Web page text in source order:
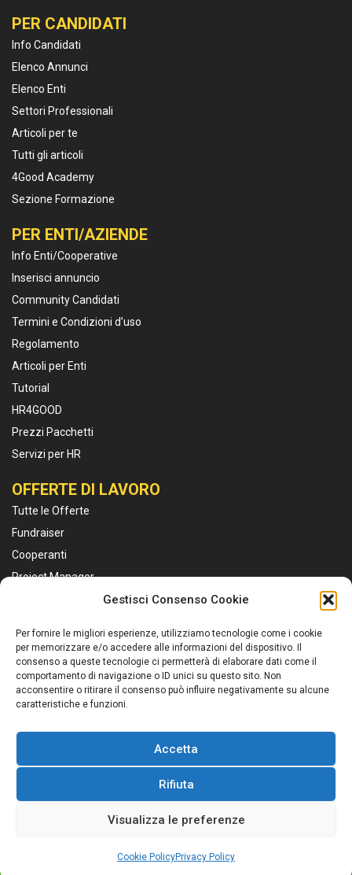
Gestisci Consenso Cookie
Per fornire le migliori esperienze, utilizziamo tecnologie come i cookie
per memorizzare e/o accedere alle informazioni del dispositivo. Il
consenso a queste tecnologie ci permetterà di elaborare dati come il
comportamento di navigazione o ID unici su questo sito. Non
acconsentire o ritirare il consenso può influire negativamente su alcune
caratteristiche e funzioni.
Accetta
Rifiuta
Visualizza le preferenze
Cookie PolicyPrivacy Policy
PER CANDIDATI
Info Candidati
Elenco Annunci
Elenco Enti
Settori Professionali
Articoli per te
Tutti gli articoli
4Good Academy
Sezione Formazione
PER ENTI/AZIENDE
Info Enti/Cooperative
Inserisci annuncio
Community Candidati
Termini e Condizioni d’uso
Regolamento
Articoli per Enti
Tutorial
HR4GOOD
Prezzi Pacchetti
Servizi per HR
OFFERTE DI LAVORO
Tutte le Offerte
Fundraiser
Cooperanti
Project Manager
Personale Sanitario
Assistenti Sociali
Servizio Civile
© 2026 Job4Good - Il portale per il lavoro ad impatto
sociale
ACCEDI PER CANDIDARTI